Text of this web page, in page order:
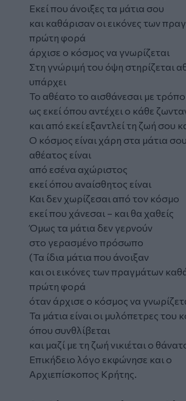
Εκεί που άνοιξες τα μάτια σου
και καθάρισαν οι εικόνες των
πρώτη φορά
άρχισε ο κόσμος να γνωρίζεται
Στη γνώριμή του όψη στηρίζεται
υπάρχει
Το αθέατο το αισθάνεσαι με
ως εκεί όπου αντέχει ο κάθε
και από εκεί εξαντλεί τη ζωή σου
Ο κόσμος είναι χάρη στα μάτια σου
αθέατος είναι
από εσένα αχώριστος
εκεί όπου αναίσθητος είναι
Και δεν χωρίζεσαι από τον κόσμο
εκεί που χάνεσαι – και θα χαθείς
Όμως τα μάτια δεν γερνούν
στο γερασμένο πρόσωπο
(Τα ίδια μάτια που άνοιξαν
και οι εικόνες των πραγμάτων
πρώτη φορά
όταν άρχισε ο κόσμος να
Τα μάτια είναι οι μυλόπετρες του
όπου συνθλίβεται
και μαζί με τη ζωή νικιέται ο
Επικήδειο λόγο εκφώνησε και ο
Αρχιεπίσκοπος Κρήτης.